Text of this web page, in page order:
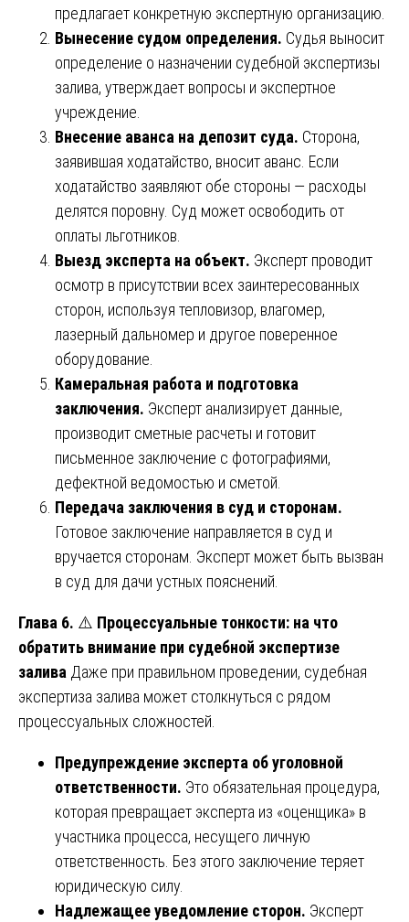
предлагает конкретную экспертную организацию.
Вынесение судом определения. Судья выносит
определение о назначении судебной экспертизы
залива, утверждает вопросы и экспертное
учреждение.
Внесение аванса на депозит суда. Сторона,
заявившая ходатайство, вносит аванс. Если
ходатайство заявляют обе стороны — расходы
делятся поровну. Суд может освободить от
оплаты льготников.
Выезд эксперта на объект. Эксперт проводит
осмотр в присутствии всех заинтересованных
сторон, используя тепловизор, влагомер,
лазерный дальномер и другое поверенное
оборудование.
Камеральная работа и подготовка
заключения. Эксперт анализирует данные,
производит сметные расчеты и готовит
письменное заключение с фотографиями,
дефектной ведомостью и сметой.
Передача заключения в суд и сторонам.
Готовое заключение направляется в суд и
вручается сторонам. Эксперт может быть вызван
в суд для дачи устных пояснений.
Глава 6. ⚠️ Процессуальные тонкости: на что
обратить внимание при судебной экспертизе
залива Даже при правильном проведении, судебная
экспертиза залива может столкнуться с рядом
процессуальных сложностей.
Предупреждение эксперта об уголовной
ответственности. Это обязательная процедура,
которая превращает эксперта из «оценщика» в
участника процесса, несущего личную
ответственность. Без этого заключение теряет
юридическую силу.
Надлежащее уведомление сторон. Эксперт